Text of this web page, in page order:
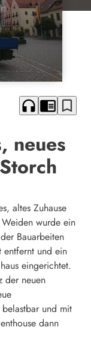
headphones chrome_reader_mode bookmark_border
neues
altes Zuhause
wurde ein
Bauarbeiten
entfernt und ein
eingerichtet.
der neuen
und mit
dann